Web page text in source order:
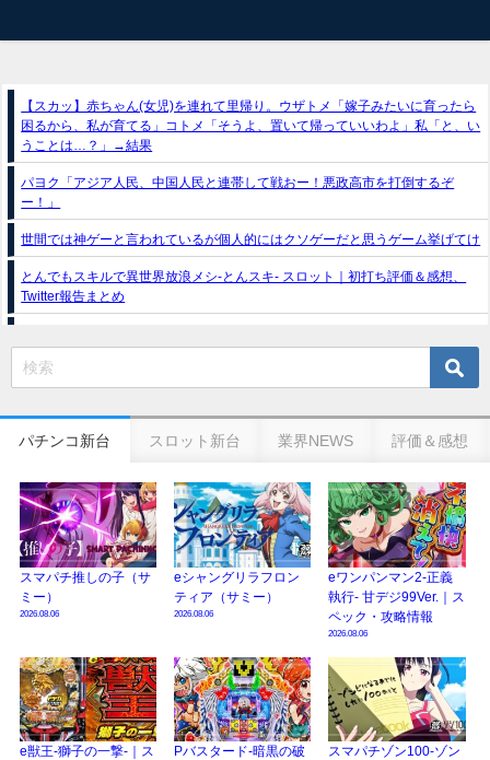
【スカッ】赤ちゃん(女児)を連れて里帰り。ウザトメ「嫁子みたいに育ったら
困るから、私が育てる」コトメ「そうよ、置いて帰っていいわよ」私「と、い
うことは…？」→結果
パヨク「アジア人民、中国人民と連帯して戦おー！悪政高市を打倒するぞ
ー！」
世間では神ゲーと言われているが個人的にはクソゲーだと思うゲーム挙げてけ
とんでもスキルで異世界放浪メシ-とんスキ- スロット｜初打ち評価＆感想、
Twitter報告まとめ
e獣王-獅子の一撃-｜スペック・攻略情報
の幸せ空間、好感触のフェアスタート、原作愛溢れる演出に感動 etc…
日遊協、ファン調査2025を発表｜使用金額中央値「1万円-3万円/1回」「遊技
歴20年以上が50％以上」等々…
【2025年】エイプリルフール話題（ネタ）まとめ｜ぱちんこパチスロ関連【4
月1日】
パチンコ新台 スロット新台 業界NEWS 評価＆感想
スマパチ推しの子（サ
ミー）
2026.08.06
eシャングリラフロン
ティア（サミー）
2026.08.06
eワンパンマン2-正義
執行- 甘デジ99Ver.｜ス
ペック・攻略情報
2026.08.06
e獣王-獅子の一撃-｜ス
Pバスタード-暗黒の破
スマパチゾン100-ゾン